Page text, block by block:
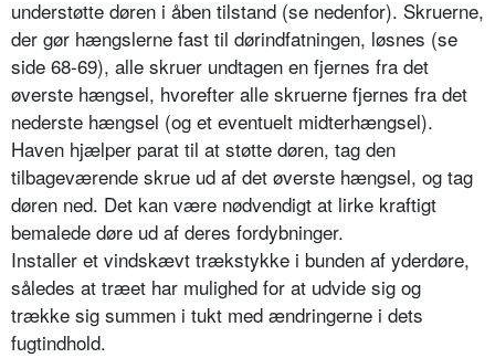
understøtte døren i åben tilstand (se nedenfor). Skruerne,
der gør hængslerne fast til dørindfatningen, løsnes (se
side 68-69), alle skruer undtagen en fjernes fra det
øverste hængsel, hvorefter alle skruerne fjernes fra det
nederste hængsel (og et eventuelt midterhængsel).
Haven hjælper parat til at støtte døren, tag den
tilbageværende skrue ud af det øverste hængsel, og tag
døren ned. Det kan være nødvendigt at lirke kraftigt
bemalede døre ud af deres fordybninger.
Installer et vindskævt trækstykke i bunden af yderdøre,
således at træet har mulighed for at udvide sig og
trække sig summen i tukt med ændringerne i dets
fugtindhold.